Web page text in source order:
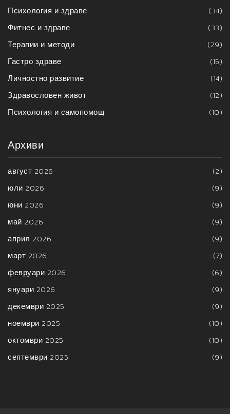
Психология и здраве
(34)
Фитнес и здраве
(33)
Терапии и методи
(29)
Гастро здраве
(15)
Личностно развитие
(14)
Здравословен живот
(12)
Психология и самопомощ
(10)
Архиви
август 2026
(2)
юли 2026
(9)
юни 2026
(9)
май 2026
(9)
април 2026
(9)
март 2026
(7)
февруари 2026
(6)
януари 2026
(9)
декември 2025
(9)
ноември 2025
(10)
октомври 2025
(10)
септември 2025
(9)